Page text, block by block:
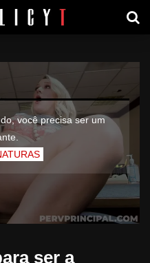
você precisa ser um
ser a